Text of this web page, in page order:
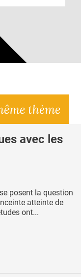
thème
avec les
posent la question
atteinte de
ont...